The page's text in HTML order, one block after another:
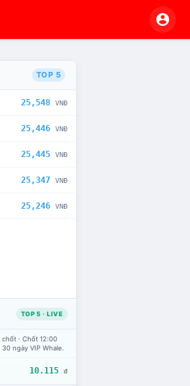
TOP 5
25,548 VNĐ
25,446 VNĐ
25,445 VNĐ
25,347 VNĐ
25,246 VNĐ
TOP 5 · LIVE
· Chốt 12:00
ngày VIP Whale.
10.115 đ